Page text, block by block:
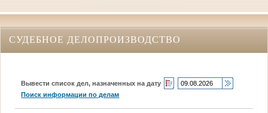
СУДЕБНОЕ ДЕЛОПРОИЗВОДСТВО
Вывести список дел, назначенных на дату
Поиск информации по делам